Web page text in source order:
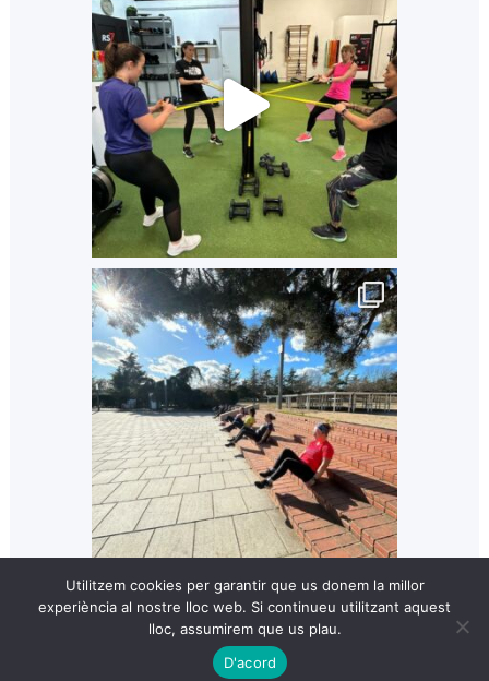
Utilitzem cookies per garantir que us donem la millor
experiència al nostre lloc web. Si continueu utilitzant aquest
lloc, assumirem que us plau.
D'acord